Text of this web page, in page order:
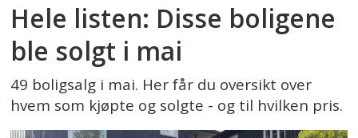
Hele listen: Disse boligene
ble solgt i mai
49 boligsalg i mai. Her får du oversikt over
hvem som kjøpte og solgte - og til hvilken pris.